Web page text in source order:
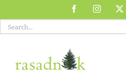
content
Facebook
Search
for: